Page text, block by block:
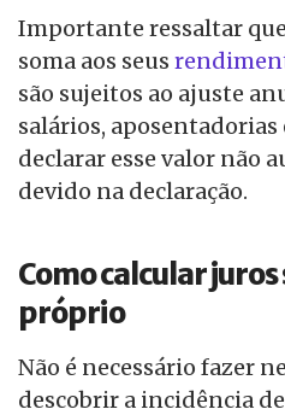
Importante ressaltar
soma aos seus
são sujeitos ao ajuste
salários, aposentadorias
declarar esse valor não
devido na declaração.
Como calcular
próprio
Não é necessário fazer
descobrir a incidência